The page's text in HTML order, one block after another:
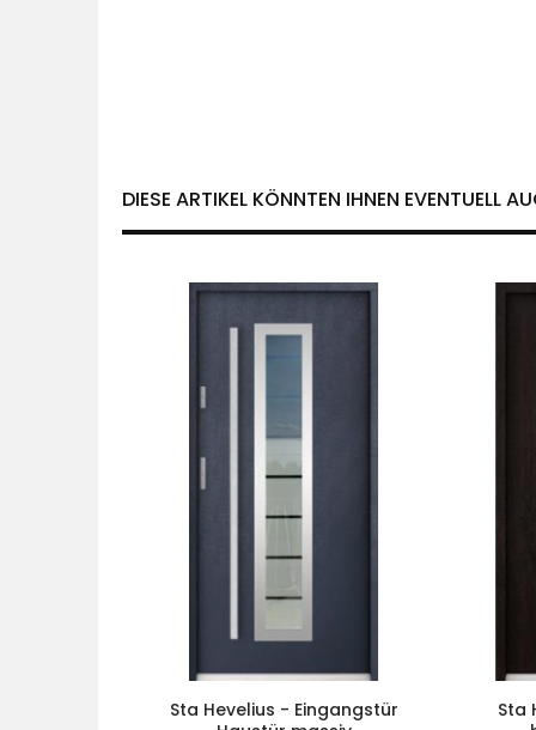
DIESE ARTIKEL KÖNNTEN IHNEN EVENTUELL
Sta Hevelius - Eingangstür
Sta